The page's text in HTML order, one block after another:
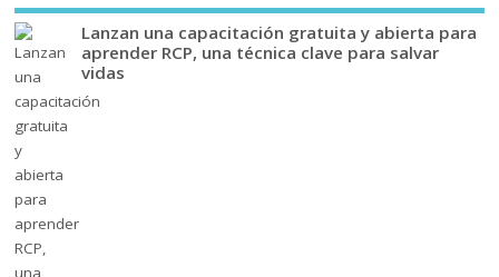
Lanzan una capacitación gratuita y abierta para
aprender RCP, una técnica clave para salvar
vidas